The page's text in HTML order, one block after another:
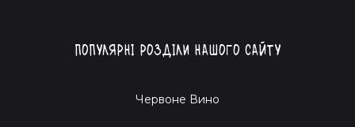
Популярні розділи нашого сайту
Червоне Вино